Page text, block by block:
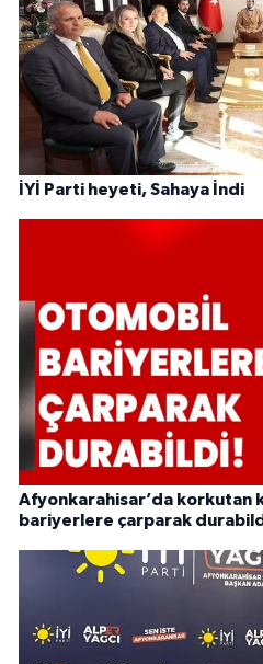
İYİ Parti heyeti, Sahaya İndi
Afyonkarahisar’da korkutan
bariyerlere çarparak